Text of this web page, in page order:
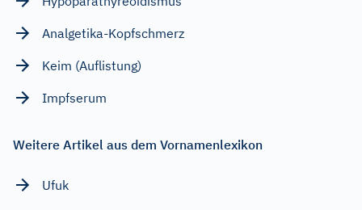
Analgetika-Kopfschmerz
Keim (Auflistung)
Impfserum
Weitere Artikel aus dem Vornamenlexikon
Ufuk